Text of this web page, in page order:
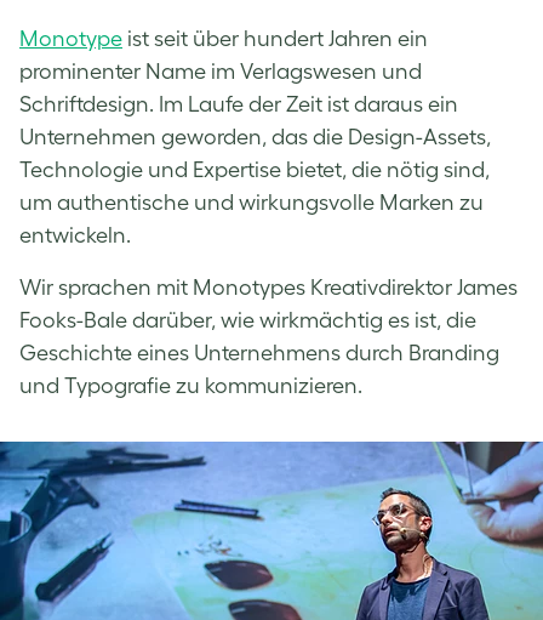
Monotype ist seit über hundert Jahren ein
prominenter Name im Verlagswesen und
Schriftdesign. Im Laufe der Zeit ist daraus ein
Unternehmen geworden, das die Design-Assets,
Technologie und Expertise bietet, die nötig sind,
um authentische und wirkungsvolle Marken zu
entwickeln.
Wir sprachen mit Monotypes Kreativdirektor James
Fooks-Bale darüber, wie wirkmächtig es ist, die
Geschichte eines Unternehmens durch Branding
und Typografie zu kommunizieren.